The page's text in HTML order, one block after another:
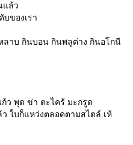
แล้ว
ของเรา
ลาบ กินบอน กินพลูต่าง กินอโกนี
ว พุด ข่า ตะไคร้ มะกรูด
ใบก็แหว่งตลอดตามสไตล์ เห้